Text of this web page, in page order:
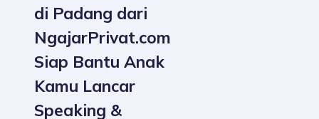
di Padang dari
NgajarPrivat.com
Siap Bantu Anak
Kamu Lancar
Speaking &